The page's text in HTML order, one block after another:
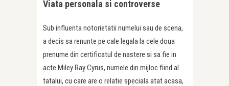
Viata personala si controverse
Sub influenta notorietatii numelui sau de scena,
a decis sa renunte pe cale legala la cele doua
prenume din certificatul de nastere si sa fie in
acte Miley Ray Cyrus, numele din mijloc fiind al
tatalui, cu care are o relatie speciala atat acasa,